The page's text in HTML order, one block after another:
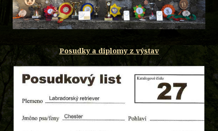
Posudky a diplomy z výstav